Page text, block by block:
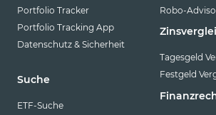
Portfolio Tracker
Portfolio Tracking App
Datenschutz & Sicherheit
Suche
ETF-Suche
Robo-
Tagesgeld
Festgeld